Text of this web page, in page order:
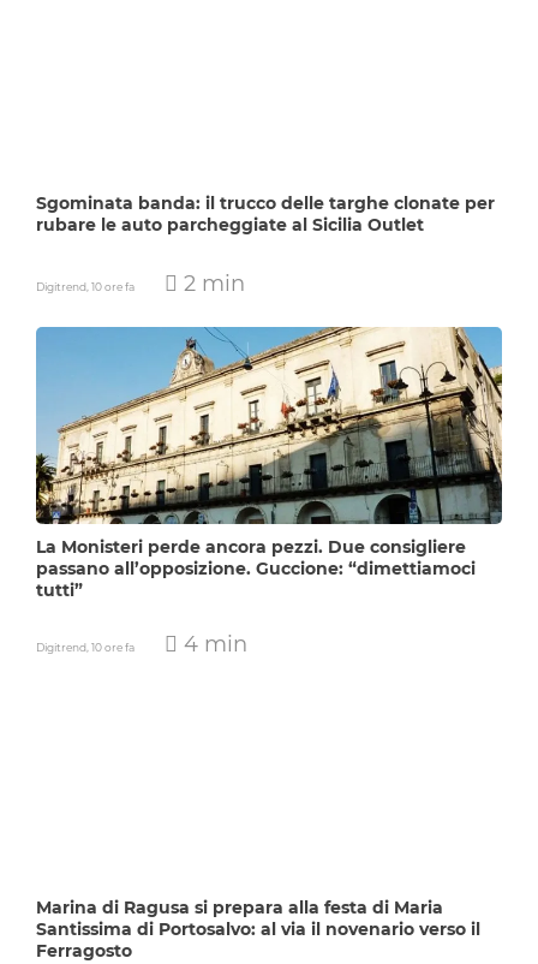
Sgominata banda: il trucco delle targhe clonate per
rubare le auto parcheggiate al Sicilia Outlet
Digitrend,10 ore fa 2 min
La Monisteri perde ancora pezzi. Due consigliere
passano all’opposizione. Guccione: “dimettiamoci
tutti”
Digitrend,10 ore fa 4 min
Marina di Ragusa si prepara alla festa di Maria
Santissima di Portosalvo: al via il novenario verso il
Ferragosto